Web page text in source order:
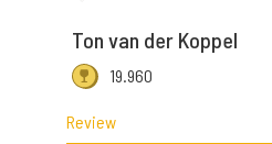
Ton van der Koppel
19.960
Review